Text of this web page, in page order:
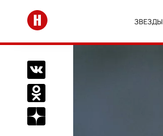
Перейти на главную
ЗВЕЗДЫ
Поделиться Вконтакте
Поделиться в Одноклассниках
Подписаться на нас в Дзен